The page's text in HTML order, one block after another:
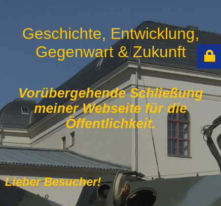
Geschichte, Entwicklung,
Gegenwart & Zukunft
Vorübergehende Schließung
meiner Webseite für die
Öffentlichkeit.
Lieber Besucher!